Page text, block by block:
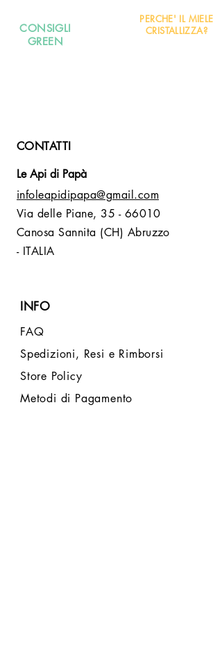
CONSIGLI
GREEN
PERCHE' IL MIELE
CRISTALLIZZA?
CONTATTI
Le Api di Papà
infoleapidipapa@gmail.com
Via delle Piane, 35 - 66010
Canosa Sannita (CH) Abruzzo
- ITALIA
INFO
FAQ
Spedizioni, Resi e Rimborsi
Store Policy
Metodi di Pagamento